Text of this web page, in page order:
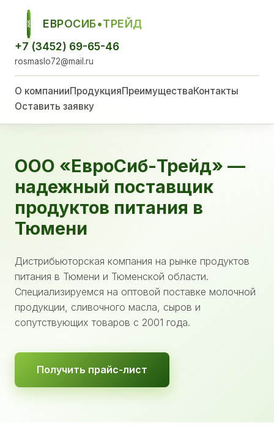
ЕСТ
ЕВРОСИБ•ТРЕЙД
+7 (3452) 69-65-46
rosmaslo72@mail.ru
О компанииПродукцияПреимуществаКонтакты
Оставить заявку
ООО «ЕвроСиб-Трейд» —
надежный поставщик
продуктов питания в
Тюмени
Дистрибьюторская компания на рынке продуктов
питания в Тюмени и Тюменской области.
Специализируемся на оптовой поставке молочной
продукции, сливочного масла, сыров и
сопутствующих товаров с 2001 года.
Получить прайс-лист